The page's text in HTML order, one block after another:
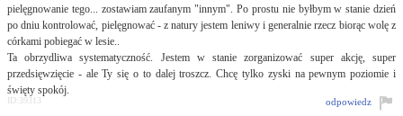
pielęgnowanie tego... zostawiam zaufanym "innym". Po prostu nie byłbym w stanie dzień
po dniu kontrolować, pielęgnować - z natury jestem leniwy i generalnie rzecz biorąc wolę z
córkami pobiegać w lesie..
Ta obrzydliwa systematyczność. Jestem w stanie zorganizować super akcję, super
przedsięwzięcie - ale Ty się o to dalej troszcz. Chcę tylko zyski na pewnym poziomie i
święty spokój.
odpowiedz
ID:39313